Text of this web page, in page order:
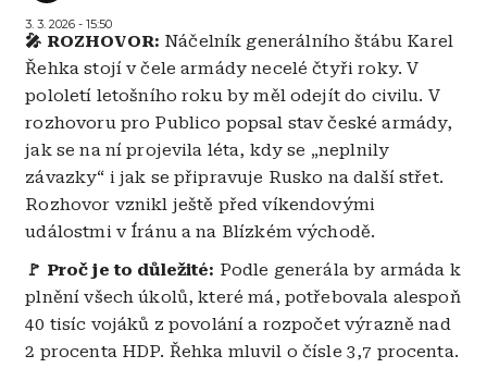
3. 3. 2026 - 15:50
🎤 ROZHOVOR: Náčelník generálního štábu Karel
Řehka stojí v čele armády necelé čtyři roky. V
pololetí letošního roku by měl odejít do civilu. V
rozhovoru pro Publico popsal stav české armády,
jak se na ní projevila léta, kdy se „neplnily
závazky“ i jak se připravuje Rusko na další střet.
Rozhovor vznikl ještě před víkendovými
událostmi v Íránu a na Blízkém východě.
🚩 Proč je to důležité: Podle generála by armáda k
plnění všech úkolů, které má, potřebovala alespoň
40 tisíc vojáků z povolání a rozpočet výrazně nad
2 procenta HDP. Řehka mluvil o čísle 3,7 procenta.